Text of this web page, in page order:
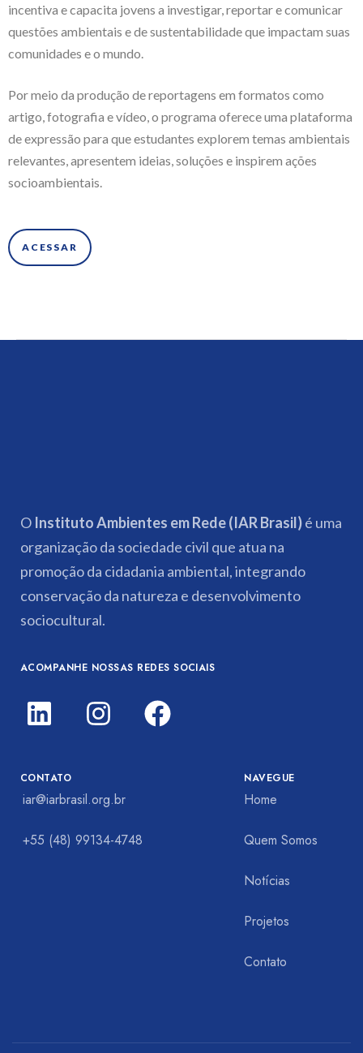
incentiva e capacita jovens a investigar, reportar e comunicar
questões ambientais e de sustentabilidade que impactam suas
comunidades e o mundo.
Por meio da produção de reportagens em formatos como
artigo, fotografia e vídeo, o programa oferece uma plataforma
de expressão para que estudantes explorem temas ambientais
relevantes, apresentem ideias, soluções e inspirem ações
socioambientais.
ACESSAR
O Instituto Ambientes em Rede (IAR Brasil)é uma
organização da sociedade civil que atua na
promoção da cidadania ambiental, integrando
conservação da natureza e desenvolvimento
sociocultural.
ACOMPANHE NOSSAS REDES SOCIAIS
NAVEGUE
Home
Quem Somos
Notícias
Projetos
Contato
CONTATO
iar@iarbrasil.org.br
+55 (48) 99134-4748